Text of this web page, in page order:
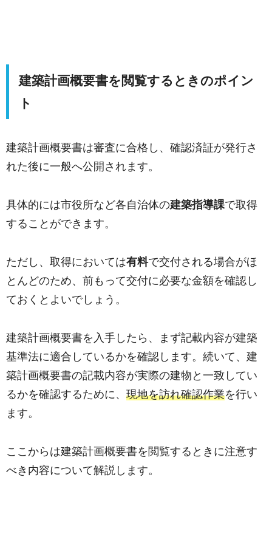
建築計画概要書を閲覧するときのポイン
ト
建築計画概要書は審査に合格し、確認済証が発行さ
れた後に一般へ公開されます。
具体的には市役所など各自治体の建築指導課で取得
することができます。
ただし、取得においては有料で交付される場合がほ
とんどのため、前もって交付に必要な金額を確認し
ておくとよいでしょう。
建築計画概要書を入手したら、まず記載内容が建築
基準法に適合しているかを確認します。続いて、建
築計画概要書の記載内容が実際の建物と一致してい
るかを確認するために、 現地を訪れ確認作業を行い
ます。
ここからは建築計画概要書を閲覧するときに注意す
べき内容について解説します。